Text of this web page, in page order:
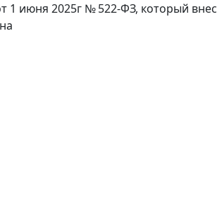
1 июня 2025г № 522-ФЗ, который